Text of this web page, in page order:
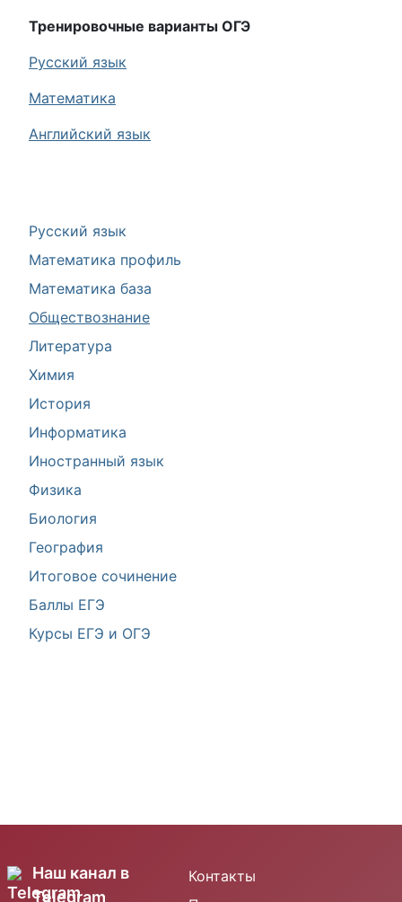
Русский язык
Математика профиль
Математика база
Обществознание
Литература
Химия
История
Информатика
Иностранный язык
Физика
Биология
География
Итоговое сочинение
Баллы ЕГЭ
Курсы ЕГЭ и ОГЭ
Тренировочные варианты ОГЭ
Русский язык
Математика
Английский язык
Наш канал в
Telegram
Контакты